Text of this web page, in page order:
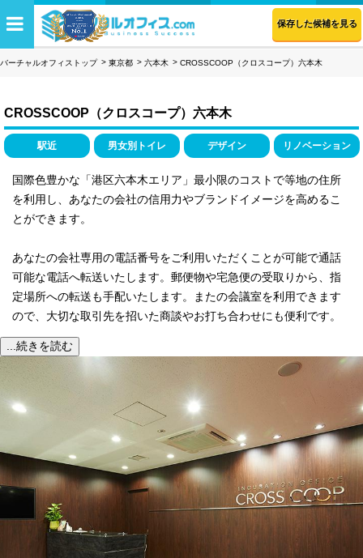
保存した候補を見る
バーチャルオフィストップ 東京都 六本木 CROSSCOOP（クロスコープ）六本木
CROSSCOOP（クロスコープ）六本木
駅近 男女別トイレ デザイン リノベーション
国際色豊かな「港区六本木エリア」最小限のコストで等地の住所
を利用し、あなたの会社の信用力やブランドイメージを高めるこ
とができます。
あなたの会社専用の電話番号をご利用いただくことが可能で通話
可能な電話へ転送いたします。郵便物や宅急便の受取りから、指
定場所への転送も手配いたします。またの会議室を利用できます
ので、大切な取引先を招いた商談やお打ち合わせにも便利です。
...続きを読む